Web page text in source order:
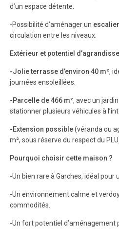
d’un espace détente.
-Possibilité d’aménager un
circulation entre les niveaux.
Extérieur et potentiel
-Jolie terrasse d’environ 40 m²,
journées ensoleillées.
-Parcelle de 466 m², avec un
stationner plusieurs véhicules à
-Extension possible(véranda ou
m², sous réserve du respect du
Pourquoi choisir cette maison ?
-Un bien rare à Garches, idéal pour
-Un environnement calme et
commodités.
-Un fort potentiel d’aménagement